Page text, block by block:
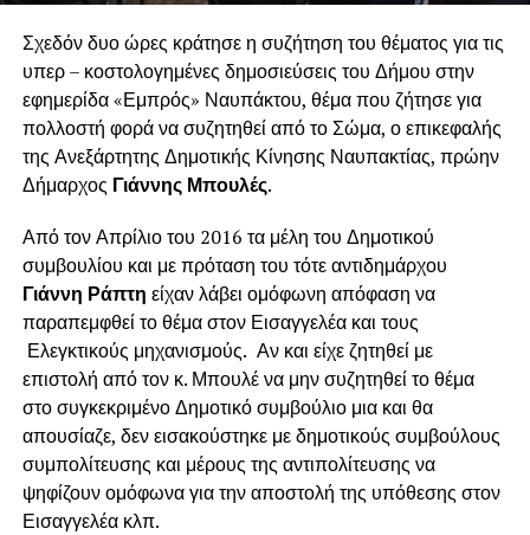
Σχεδόν δυο ώρες κράτησε η συζήτηση του θέματος για τις
υπερ – κοστολογημένες δημοσιεύσεις του Δήμου στην
εφημερίδα «Εμπρός» Ναυπάκτου, θέμα που ζήτησε για
πολλοστή φορά να συζητηθεί από το Σώμα, ο επικεφαλής
της Ανεξάρτητης Δημοτικής Κίνησης Ναυπακτίας, πρώην
Δήμαρχος Γιάννης Μπουλές.
Από τον Απρίλιο του 2016 τα μέλη του Δημοτικού
συμβουλίου και με πρόταση του τότε αντιδημάρχου
Γιάννη Ράπτη είχαν λάβει ομόφωνη απόφαση να
παραπεμφθεί το θέμα στον Εισαγγελέα και τους
Ελεγκτικούς μηχανισμούς. Αν και είχε ζητηθεί με
επιστολή από τον κ. Μπουλέ να μην συζητηθεί το θέμα
στο συγκεκριμένο Δημοτικό συμβούλιο μια και θα
απουσίαζε, δεν εισακούστηκε με δημοτικούς συμβούλους
συμπολίτευσης και μέρους της αντιπολίτευσης να
ψηφίζουν ομόφωνα για την αποστολή της υπόθεσης στον
Εισαγγελέα κλπ.